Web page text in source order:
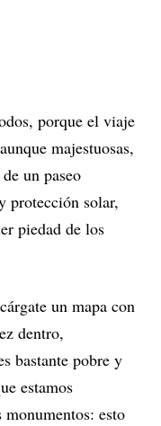
porque el viaje
majestuosas,
un paseo
protección solar,
piedad de los
un mapa con
dentro,
bastante pobre y
estamos
esto